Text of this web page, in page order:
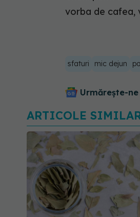
vorba de cafea,
sfaturi mic dejun
Urmărește-
ARTICOLE